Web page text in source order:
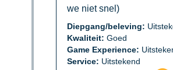
we niet snel)
Diepgang/beleving:
Kwaliteit: Goed
Game Experience:
Service: Uitstekend